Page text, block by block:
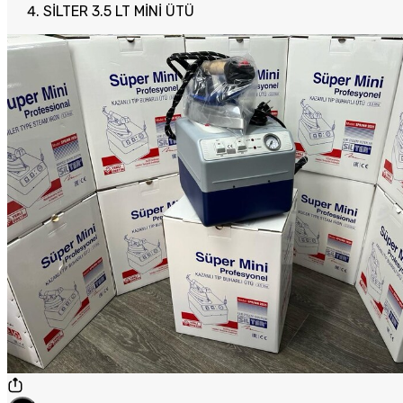
SİLTER 3.5 LT MİNİ ÜTÜ